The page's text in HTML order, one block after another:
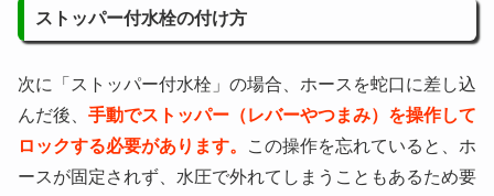
ストッパー付水栓の付け方
次に「ストッパー付水栓」の場合、ホースを蛇口に差し込
んだ後、 手動でストッパー（レバーやつまみ）を操作して
ロックする必要があります。
この操作を忘れていると、ホ
ースが固定されず、水圧で外れてしまうこともあるため要